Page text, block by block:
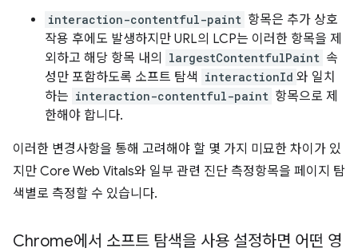
interaction-contentful-paint 항목은 추가 상호
작용 후에도 발생하지만 URL의 LCP는 이러한 항목을 제
외하고 해당 항목 내의
largestContentfulPaint 속
성만 포함하도록 소프트 탐색 interactionId 와 일치
하는 interaction-contentful-paint 항목으로 제
한해야 합니다.
이러한 변경사항을 통해 고려해야 할 몇 가지 미묘한 차이가 있
지만 Core Web Vitals와 일부 관련 진단 측정항목을 페이지 탐
색별로 측정할 수 있습니다.
Chrome에서 소프트 탐색을 사용 설정하면 어떤 영